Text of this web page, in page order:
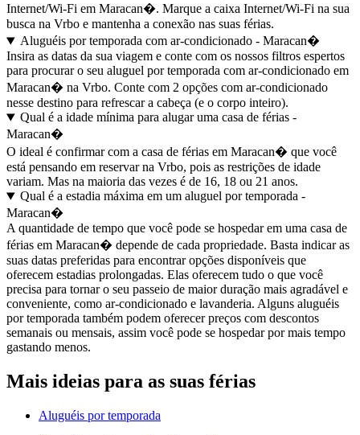
Internet/Wi-Fi em Maracan�. Marque a caixa Internet/Wi-Fi na sua
busca na Vrbo e mantenha a conexão nas suas férias.
Aluguéis por temporada com ar-condicionado - Maracan�
Insira as datas da sua viagem e conte com os nossos filtros espertos
para procurar o seu aluguel por temporada com ar-condicionado em
Maracan� na Vrbo. Conte com 2 opções com ar-condicionado
nesse destino para refrescar a cabeça (e o corpo inteiro).
Qual é a idade mínima para alugar uma casa de férias -
Maracan�
O ideal é confirmar com a casa de férias em Maracan� que você
está pensando em reservar na Vrbo, pois as restrições de idade
variam. Mas na maioria das vezes é de 16, 18 ou 21 anos.
Qual é a estadia máxima em um aluguel por temporada -
Maracan�
A quantidade de tempo que você pode se hospedar em uma casa de
férias em Maracan� depende de cada propriedade. Basta indicar as
suas datas preferidas para encontrar opções disponíveis que
oferecem estadias prolongadas. Elas oferecem tudo o que você
precisa para tornar o seu passeio de maior duração mais agradável e
conveniente, como ar-condicionado e lavanderia. Alguns aluguéis
por temporada também podem oferecer preços com descontos
semanais ou mensais, assim você pode se hospedar por mais tempo
gastando menos.
Mais ideias para as suas férias
Aluguéis por temporada